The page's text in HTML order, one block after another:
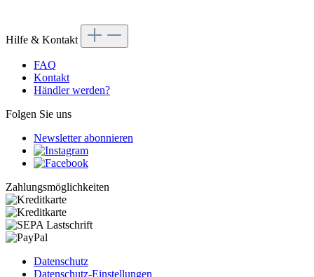
Hilfe & Kontakt
FAQ
Kontakt
Händler werden?
Folgen Sie uns
Newsletter abonnieren
Zahlungsmöglichkeiten
Datenschutz
Datenschutz-Einstellungen